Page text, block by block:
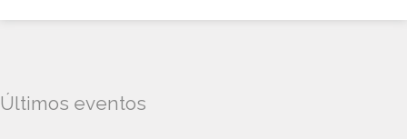
Últimos eventos